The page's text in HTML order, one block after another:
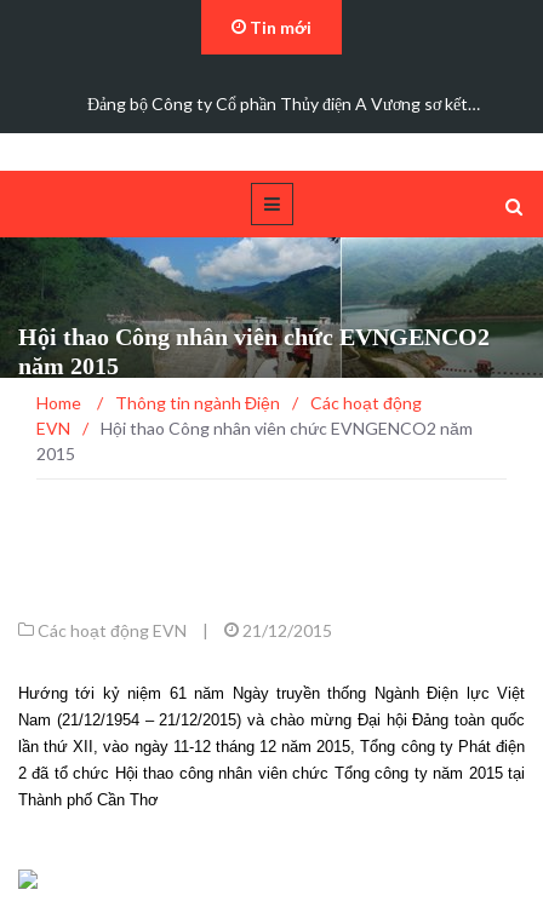
Tin mới
Các trường hợp điện mặt trời mái nhà được bán điện dư
Hội thao Công nhân viên chức EVNGENCO2
năm 2015
Home / Thông tin ngành Điện / Các hoạt động
EVN
/ Hội thao Công nhân viên chức EVNGENCO2 năm
2015
Các hoạt động EVN | 21/12/2015
Hướng tới kỷ niệm 61 năm Ngày truyền thống Ngành Điện lực Việt
Nam (21/12/1954 – 21/12/2015) và chào mừng Đại hội Đảng toàn quốc
lần thứ XII, vào ngày 11-12 tháng 12 năm 2015, Tổng công ty Phát điện
2 đã tổ chức Hội thao công nhân viên chức Tổng công ty năm 2015 tại
Thành phố Cần Thơ